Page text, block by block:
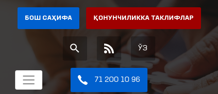
БОШ САҲИФА ҚОНУНЧИЛИККА ТАКЛИФЛАР
ЎЗ
71 200 10 96